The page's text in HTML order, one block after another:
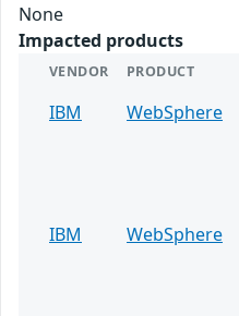
None
Impacted products
VENDOR PRODUCT
IBM WebSphere
IBM
WebSphere